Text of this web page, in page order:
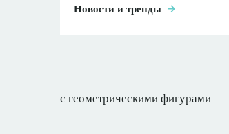
Новости и тренды
с геометрическими фигурами